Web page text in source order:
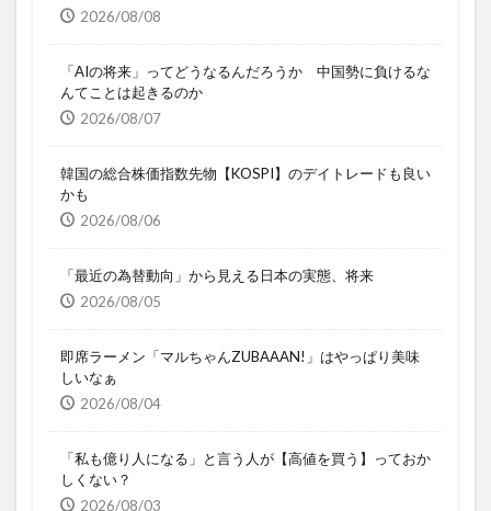
2026/08/08
「AIの将来」ってどうなるんだろうか 中国勢に負けるな
んてことは起きるのか
2026/08/07
韓国の総合株価指数先物【KOSPI】のデイトレードも良い
かも
2026/08/06
「最近の為替動向」から見える日本の実態、将来
2026/08/05
即席ラーメン「マルちゃんZUBAAAN!」はやっぱり美味
しいなぁ
2026/08/04
「私も億り人になる」と言う人が【高値を買う】っておか
しくない？
2026/08/03